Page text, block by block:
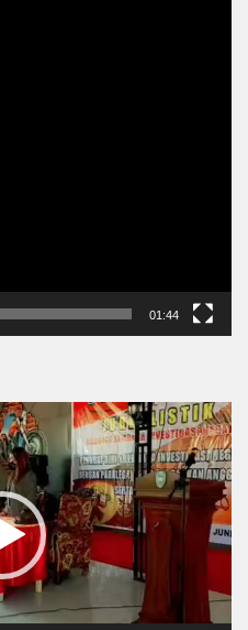
01:44